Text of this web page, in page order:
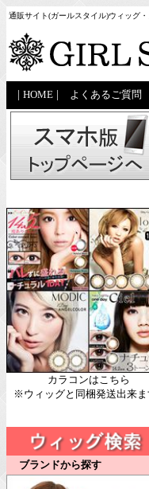
通販サイト(ガールスタイル)ウィッグ
HOME よくあるご質問
カラコンはこちら
※ウィッグと同梱発送出来ま
ブランドから探す